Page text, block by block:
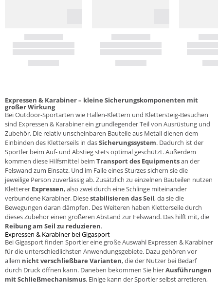
Expressen & Karabiner – kleine Sicherungskomponenten mit
großer Wirkung
BeiOutdoor-Sportarten wie Hallen-Klettern und Klettersteig-Besuchen
sind Expressen & Karabiner ein grundlegender Teil von Ausrüstung und
Zubehör. Die relativ unscheinbaren Bauteile aus Metall dienen dem
Einbinden des Kletterseils in dasSicherungssystem. Dadurch ist der
Sportler beim Auf- und Abstieg stets optimal geschützt. Außerdem
kommen diese Hilfsmittel beim Transport des Equipmentsan der
Felswand zum Einsatz. Und im Falle eines Sturzes sichern sie die
jeweilige Person zuverlässig ab. Zusätzlich zu einzelnen Bauteilen nutzen
Kletterer Expressen, also zwei durch eine Schlinge miteinander
verbundene Karabiner. Diesestabilisieren das Seil, da sie die
Bewegungen daran dämpfen. Des Weiteren haben Kletterseile durch
dieses Zubehör einen größeren Abstand zur Felswand. Das hilft mit, die
Reibung am Seil zu reduzieren.
Expressen & Karabiner bei Gigasport
Bei Gigasport finden Sportler eine große Auswahl Expressen & Karabiner
für die unterschiedlichsten Anwendungsgebiete. Dazu gehören vor
allem nicht verschließbare Varianten, die der Nutzer bei Bedarf
durch Druck öffnen kann. Daneben bekommen Sie hierAusführungen
mit Schließmechanismus. Einige kann der Sportler selbst arretieren,